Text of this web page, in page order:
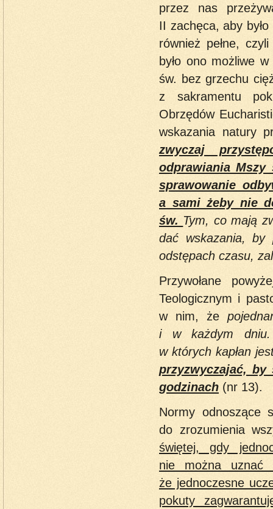
przez nas
II zachęca, aby
również pełne,
było ono możliwe
św. bez grzechu
z sakramentu
Obrzędów
wskazania natury
zwyczaj
odprawiania Mszy
sprawowanie
a sami żeby nie
św. Tym, co mają
dać wskazania, by
odstępach czasu,
Przywołane
Teologicznym i
w nim, że
i w każdym
w których kapłan
przyzwyczajać, by
godzinach (nr 13).
Normy odnoszące
do zrozumienia
świętej, gdy
nie można uznać
że jednoczesne
pokuty